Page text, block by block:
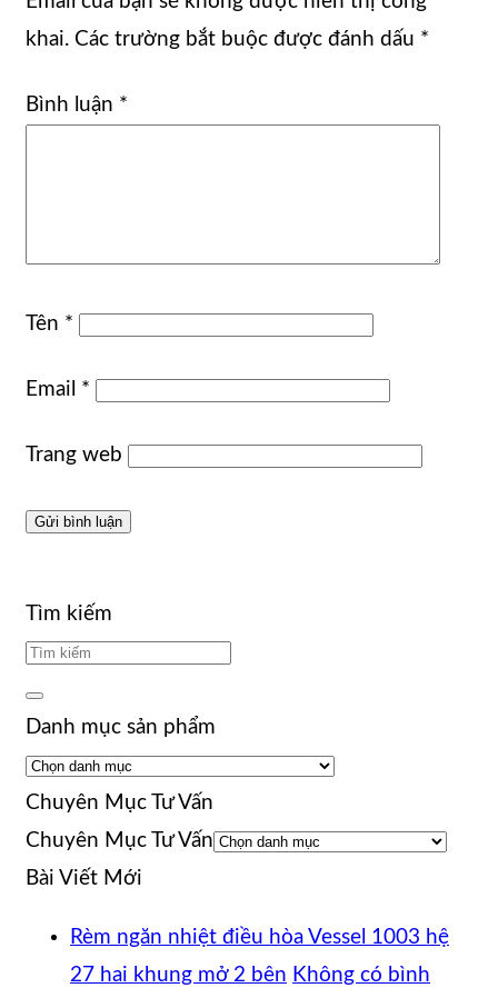
khai. Các trường bắt buộc được đánh dấu *
Bình luận *
Tên *
Email *
Trang web
Tìm kiếm
Danh mục sản phẩm
Chuyên Mục Tư Vấn
Chuyên Mục Tư Vấn
Bài Viết Mới
Rèm ngăn nhiệt điều hòa Vessel 1003 hệ
27 hai khung mở 2 bên Không có bình